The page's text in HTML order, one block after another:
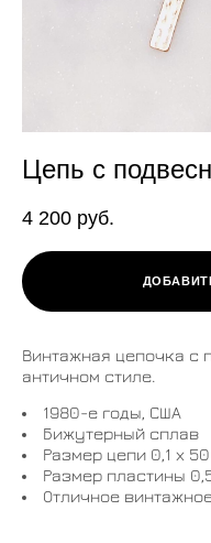
Цепь с
4 200 pуб.
Винтажная цепочка с
античном стиле.
1980-е годы, США
Бижутерный сплав
Размер цепи 0,1 х
Размер пластины
Отличное